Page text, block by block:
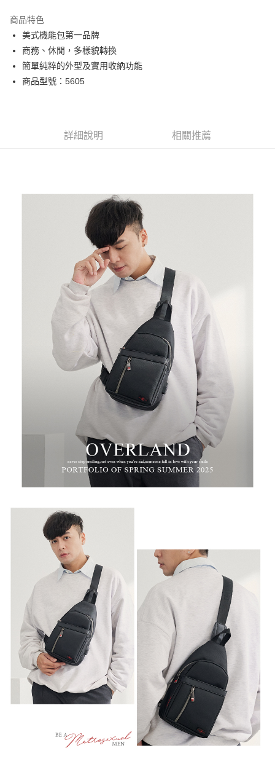
Apple Pay
街口支付
悠遊付
便利好安心！
１．簡單：不需註冊會員、不需綁卡、不需儲值。
２．便利：只要手機號碼，簡訊認證，即可結帳。
３．安心：先確認商品／服務後，再付款。
【「AFTEE先享後付」結帳流程】
１．於結帳方式選擇「AFTEE先享後付」後，將跳轉至「AFTEE先享後付」
結帳頁面，進行簡訊認證並確認金額後，即可完成結帳。
２．訂單成立數日內，您將收到繳費通知簡訊。
３．收到繳費通知簡訊後14天內，點擊此簡訊中的連結，可透過四大超商／
ATM／網路銀行／等多元方式進行付款，方視為交易完成。
※ 請注意：結帳手續完成當下不需立刻繳費，但若您需要取消訂單，請聯絡
購買商品的店家。未經商家同意取消之訂單仍視為有效，需透過AFTEE先享
後付繳納相關費用。
※ 交易是否成功請以「AFTEE先享後付 」之結帳頁面顯示為準，若有關於
是否繳費成功／繳費後需取消欲退款等相關疑問，請聯繫「AFTEE先享後付
客戶支援中心」https://netprotections.freshdesk.com/support/home
１．透過由恩沛科技股份有限公司提供之「AFTEE先享後付」服務完成之交
易，需依本服務之必要範圍內提供個人資料，並將交易相關給付款項請求債
權轉讓予恩沛科技股份有限公司。
２．關於個人資料處理事宜，請瀏覽以下網址：
https://aftee.tw/terms/#terms3
３．未成年的使用者請事先徵得法定代理人或監護人之同意方可使用
「AFTEE先享後付」，若未經同意申辦者引起之損失，本公司不負相關責
時審查核予不同之上限額度；若仍有額度不足之情形，本公司將視審查結果
請求用戶進行身份認證。
５．嚴禁一人註冊多個帳號或使用他人資訊註冊。若發現惡意使用之情形，
恩沛科技股份有限公司將有權停止該用戶之使用額度並採取法律行動。
每筆NT$100，滿NT$699(含以上)免運費
付款後全家取貨
每筆NT$100，滿NT$699(含以上)免運費
萊爾富取貨付款
每筆NT$80
每筆NT$100，滿NT$699(含以上)免運費
每筆NT$100，滿NT$699(含以上)免運費
每筆NT$100，滿NT$999(含以上)免運費
中華郵政
每筆NT$100，滿NT$999(含以上)免運費
新竹物流/黑貓
每筆NT$250，滿NT$2,000(含以上)免運費
商品特色
美式機能包第一品牌
商務、休閒，多樣貌轉換
簡單純粹的外型及實用收納功能
商品型號：5605
詳細說明 相關推薦